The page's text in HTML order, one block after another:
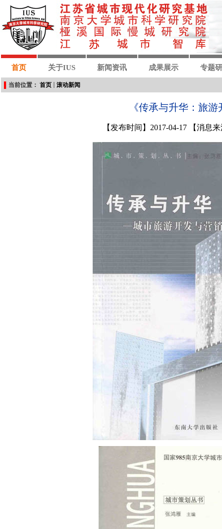
首页 关于IUS 新闻资讯 成果展示 专题
当前位置： 首页 滚动新闻
《传承与升华：旅
【发布时间】2017-04-17 【消息